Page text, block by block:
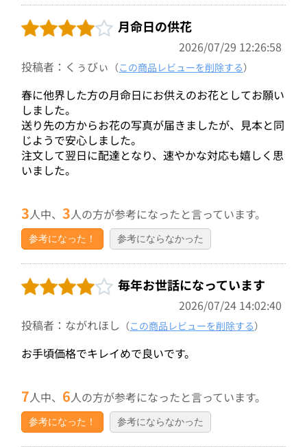
月命日の供花
2026/07/29 12:26:58
投稿者：くぅびぃ （この商品レビューを削除する）
春に他界した方の月命日にお供えのお花としてお願い
しました。
送り先の方からお花の写真が届きましたが、見本と同
じようで安心しました。
注文して翌日に配達となり、速やかな対応も嬉しく思
いました。
3人中、3人の方が参考になったと言っています。
参考になった！ 参考にならなかった
毎年お世話になっています
2026/07/24 14:02:40
投稿者：ながれほし （この商品レビューを削除する）
お手頃価格でキレイめで良いです。
7人中、 6人の方が参考になったと言っています。
参考になった！ 参考にならなかった